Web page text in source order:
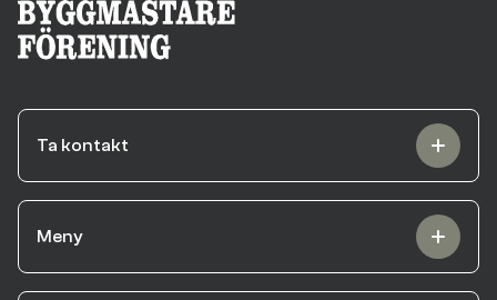
Ta kontakt
Meny